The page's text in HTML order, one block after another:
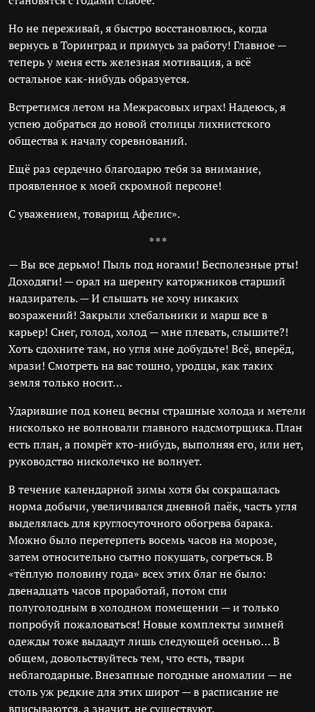
Но не переживай, я быстро восстановлюсь, когда
вернусь в Торинград и примусь за работу! Главное —
теперь у меня есть железная мотивация, а всё
остальное как-нибудь образуется.
Встретимся летом на Межрасовых играх! Надеюсь, я
успею добраться до новой столицы лихнистского
общества к началу соревнований.
Ещё раз сердечно благодарю тебя за внимание,
проявленное к моей скромной персоне!
С уважением, товарищ Афелис».
* * *
— Вы все дерьмо! Пыль под ногами! Бесполезные рты!
Доходяги! — орал на шеренгу каторжников старший
надзиратель. — И слышать не хочу никаких
возражений! Закрыли хлебальники и марш все в
карьер! Снег, голод, холод — мне плевать, слышите?!
Хоть сдохните там, но угля мне добудьте! Всё, вперёд,
мрази! Смотреть на вас тошно, уродцы, как таких
земля только носит…
Ударившие под конец весны страшные холода и метели
нисколько не волновали главного надсмотрщика. План
есть план, а помрёт кто-нибудь, выполняя его, или нет,
руководство нисколечко не волнует.
В течение календарной зимы хотя бы сокращалась
норма добычи, увеличивался дневной паёк, часть угля
выделялась для круглосуточного обогрева барака.
Можно было перетерпеть восемь часов на морозе,
затем относительно сытно покушать, согреться. В
«тёплую половину года» всех этих благ не было:
двенадцать часов проработай, потом спи
полуголодным в холодном помещении — и только
попробуй пожаловаться! Новые комплекты зимней
одежды тоже выдадут лишь следующей осенью… В
общем, довольствуйтесь тем, что есть, твари
неблагодарные. Внезапные погодные аномалии — не
столь уж редкие для этих широт — в расписание не
вписываются, а значит, не существуют.